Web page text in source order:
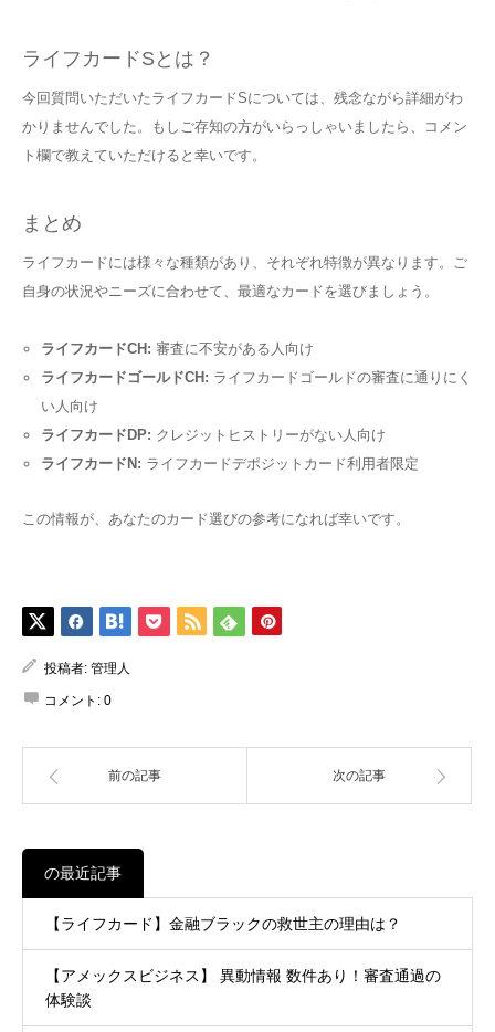
ライフカードSとは？
今回質問いただいたライフカードSについては、残念ながら詳細がわ
かりませんでした。もしご存知の方がいらっしゃいましたら、コメン
ト欄で教えていただけると幸いです。
まとめ
ライフカードには様々な種類があり、それぞれ特徴が異なります。ご
自身の状況やニーズに合わせて、最適なカードを選びましょう。
ライフカードCH: 審査に不安がある人向け
ライフカードゴールドCH: ライフカードゴールドの審査に通りにく
い人向け
ライフカードDP: クレジットヒストリーがない人向け
ライフカードN: ライフカードデポジットカード利用者限定
この情報が、あなたのカード選びの参考になれば幸いです。
投稿者: 管理人
コメント: 0
前の記事 次の記事
の最近記事
【ライフカード】金融ブラックの救世主の理由は？
【アメックスビジネス】 異動情報 数件あり！審査通過の
体験談